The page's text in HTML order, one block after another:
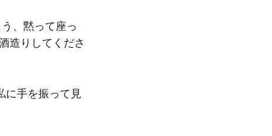
、黙って座っ
造りしてくださ
に手を振って見